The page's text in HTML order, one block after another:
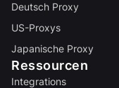
Deutsch Proxy
US-Proxys
Japanische Proxy
Ressourcen
Integrations